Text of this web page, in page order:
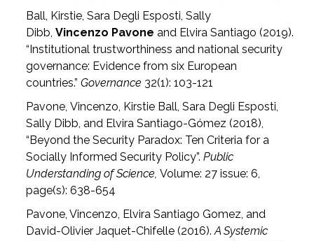
Ball, Kirstie, Sara Degli Esposti, Sally
Dibb,Vincenzo Pavone and Elvira Santiago (2019).
“Institutional trustworthiness and national security
governance: Evidence from six European
countries.”Governance 32(1): 103-121
Pavone, Vincenzo, Kirstie Ball, Sara Degli Esposti,
Sally Dibb, and Elvira Santiago-Gómez (2018),
“Beyond the Security Paradox: Ten Criteria for a
Socially Informed Security Policy”.Public
Understanding of Science,Volume: 27 issue: 6,
page(s): 638-654
Pavone, Vincenzo, Elvira Santiago Gomez, and
David-Olivier Jaquet-Chifelle (2016).A Systemic